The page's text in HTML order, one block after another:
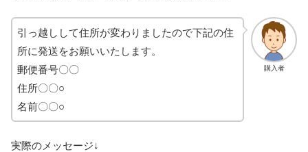
購入者
引っ越しして住所が変わりましたので下記の住
所に発送をお願いいたします。
郵便番号〇〇
住所〇〇○
名前〇〇○
実際のメッセージ↓